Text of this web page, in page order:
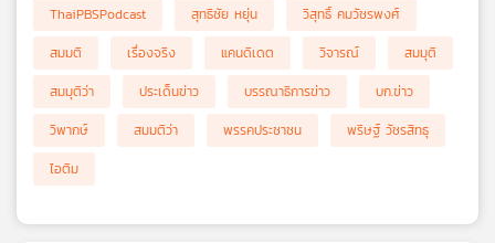
ThaiPBSPodcast
สุทธิชัย หยุ่น
วิสุทธิ์ คมวัชรพงศ์
สมมติ
เรื่องจริง แคนดิเดต วิจารณ์
สมมุติ
สมมุติว่า
ประเด็นข่าว บรรณาธิการข่าว
บก.ข่าว
วิพากษ์
สมมติว่า พรรคประชาชน
พริษฐ์ วัชรสิทธุ
ไอติม